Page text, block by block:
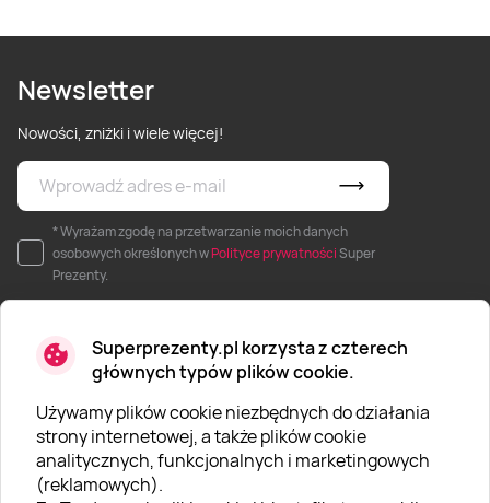
Superprezenty.pl korzysta z czterech
głównych typów plików cookie.
Używamy plików cookie niezbędnych do działania
strony internetowej, a także plików cookie
analitycznych, funkcjonalnych i marketingowych
(reklamowych).
Newsletter
Nowości, zniżki i wiele więcej!
* Wyrażam zgodę na przetwarzanie moich danych
osobowych określonych wPolityce prywatnościSuper
Prezenty.
O SUPERPREZENTY
O nas